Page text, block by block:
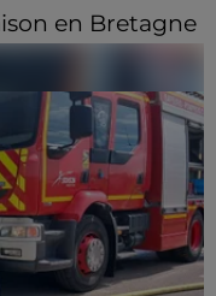
en Bretagne